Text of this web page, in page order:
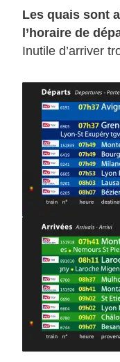
Les quais sont
l’horaire de
Inutile d’arriver